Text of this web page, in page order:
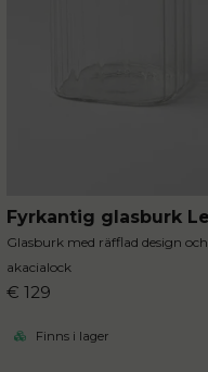
Glasburk med räfflad design och
akacialock
€ 129
Finns i lager